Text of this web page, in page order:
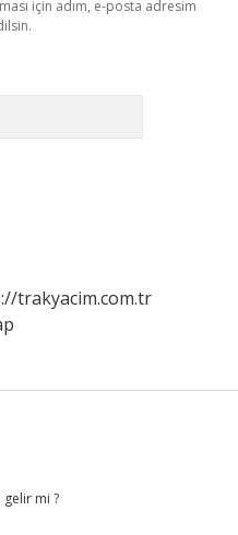
için adım, e-posta adresim
trakyacim.com.tr
gelir mi ?